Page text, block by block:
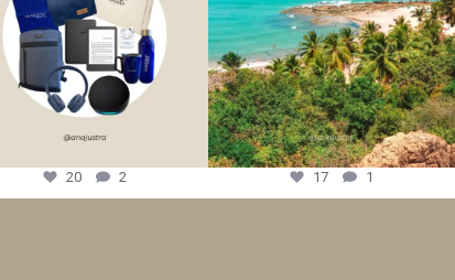
20 2 17 1